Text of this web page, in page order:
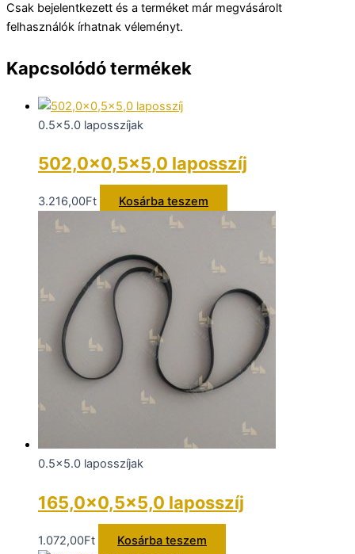
Csak bejelentkezett és a terméket már megvásárolt
felhasználók írhatnak véleményt.
Kapcsolódó termékek
0.5x5.0 laposszíjak
502,0×0,5×5,0 laposszíj
3.216,00Ft Kosárba teszem
0.5x5.0 laposszíjak
165,0×0,5×5,0 laposszíj
1.072,00Ft Kosárba teszem